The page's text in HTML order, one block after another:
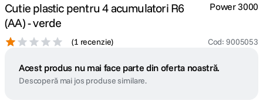
Cutie plastic pentru 4 acumulatori R6
(AA) - verde
(1 recenzie) Cod: 9005053
Power 3000
Acest produs nu mai face parte din oferta noastră.
Descoperă mai jos produse similare.